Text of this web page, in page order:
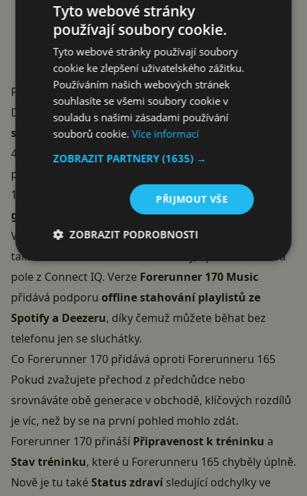
Forerunner 170: vyšší střední třída za rozumné peníze
Dražší sourozenec si od Forerunneru 70 přebírá
stejný 1,2″ AMOLED displeji podobný design (42,6 ×
42,6 mm, hmotnost 41 g), ale uvnitř pouzdra najdete
podstatně bohatší výbavu. Garmin do Forerunneru
170 doplnil
barometrický výškoměr, kompas,
gyroskop
bezkontaktní platby Garmin Pay
Vnitřní paměť výrazně narostla z 512 MB na
takže si do hodinek uložíte víc trasy, aplikace i datová
pole z Connect IQ. Verze Forerunner 170 Music
přidává podporu offline stahování playlistů ze
Spotify a Deezeru, díky čemuž můžete běhat bez
telefonu jen se sluchátky.
Co Forerunner 170 přidává oproti Forerunneru 165
Pokud zvažujete přechod z předchůdce nebo
srovnáváte obě generace v obchodě, klíčových rozdílů
je víc, než by se na první pohled mohlo zdát.
Forerunner 170 přináší Připravenost k tréninku a
Stav tréninku, které u Forerunneru 165 chyběly úplně.
Nově je tu takéStatus zdravísledující odchylky ve
Tyto webové stránky
používají soubory cookie.
Tyto webové stránky používají soubory
cookie ke zlepšení uživatelského zážitku.
Používáním našich webových stránek
souhlasíte se všemi soubory cookie v
souladu s našimi zásadami používání
souborů cookie.Více informací
ZOBRAZIT PARTNERY(1635) →
PŘIJMOUT VŠE
ZOBRAZIT PODROBNOSTI